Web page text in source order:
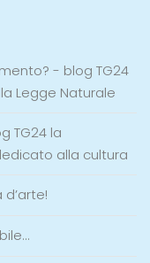
- blog TG24
Legge Naturale
TG24 la
alla cultura